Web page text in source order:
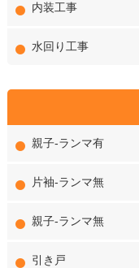
内装工事
水回り工事
親子-ランマ有
片袖-ランマ無
親子-ランマ無
引き戸